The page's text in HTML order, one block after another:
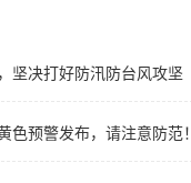
坚决打好防汛防台风攻坚
色预警发布，请注意防范！